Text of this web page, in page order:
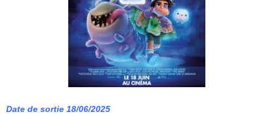
Date de sortie 18/06/2025